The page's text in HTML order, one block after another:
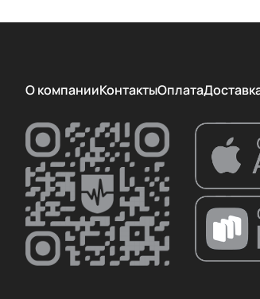
О компанииКонтактыОплата